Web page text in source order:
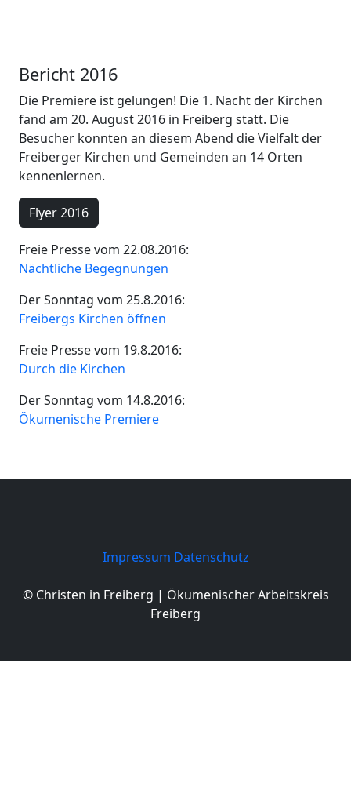
Bericht 2016
Die Premiere ist gelungen! Die 1. Nacht der Kirchen
fand am 20. August 2016 in Freiberg statt. Die
Besucher konnten an diesem Abend die Vielfalt der
Freiberger Kirchen und Gemeinden an 14 Orten
kennenlernen.
Flyer 2016
Freie Presse vom 22.08.2016:
Nächtliche Begegnungen
Der Sonntag vom 25.8.2016:
Freibergs Kirchen öffnen
Freie Presse vom 19.8.2016:
Durch die Kirchen
Der Sonntag vom 14.8.2016:
Ökumenische Premiere
Impressum Datenschutz
© Christen in Freiberg | Ökumenischer Arbeitskreis
Freiberg